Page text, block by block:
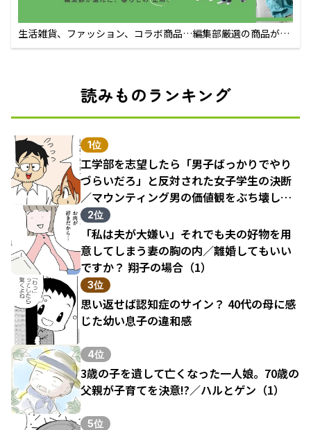
生活雑貨、ファッション、コラボ商品…編集部厳選の商品が買
えるECサイト
読みものランキング
1位
工学部を志望したら「男子ばっかりでやり
づらいだろ」と反対された女子学生の決断
／マウンティング男の価値観をぶち壊した
結果（1）
2位
「私は夫が大嫌い」それでも夫の好物を用
意してしまう妻の胸の内／離婚してもいい
ですか？ 翔子の場合（1）
3位
思い返せば認知症のサイン？ 40代の母に感
じた幼い息子の違和感
4位
3歳の子を遺して亡くなった一人娘。70歳の
父親が子育てを決意!?／ハルとゲン（1）
5位